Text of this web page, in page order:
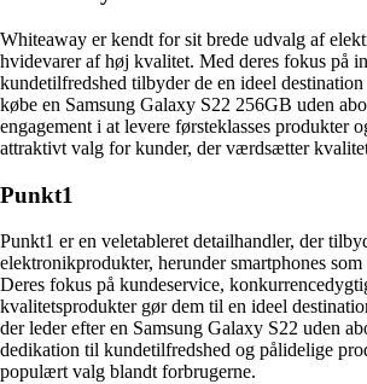
Whiteaway er kendt for sit brede udvalg af
hvidevarer af høj kvalitet. Med deres fokus på
kundetilfredshed tilbyder de en ideel
købe en Samsung Galaxy S22 256GB uden
engagement i at levere førsteklasses produkter
attraktivt valg for kunder, der værdsætter
Punkt1
Punkt1 er en veletableret detailhandler, der
elektronikprodukter, herunder smartphones
Deres fokus på kundeservice,
kvalitetsprodukter gør dem til en ideel
der leder efter en Samsung Galaxy S22 uden
dedikation til kundetilfredshed og pålidelige
populært valg blandt forbrugerne.